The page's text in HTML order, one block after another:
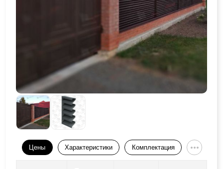
Цены Характеристики Комплектация